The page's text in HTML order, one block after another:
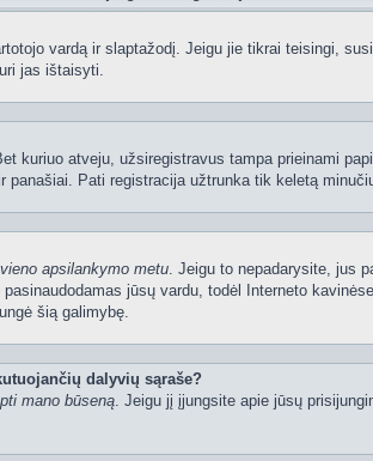
vardą ir slaptažodį. Jeigu jie tikrai teisingi,
jas ištaisyti.
kuriuo atveju, užsiregistravus tampa prieinami
Pati registracija užtrunka tik keletą
apsilankymo metu. Jeigu to nepadarysite, jus
jūsų vardu, todėl Interneto
šią galimybę.
dalyvių sąraše?
mano būseną. Jeigu jį įjungsite apie jūsų